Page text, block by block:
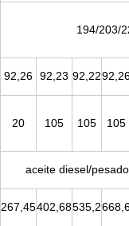
194/203/
92,26 92,23 92,22
20 105 105 105
aceite diesel/
267,45402,68535,2